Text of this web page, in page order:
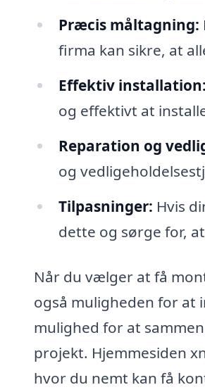
Præcis måltagning:
firma kan sikre, at
Effektiv installation:
og effektivt at
Reparation og
og
Tilpasninger: Hvis
dette og sørge for,
Når du vælger at få
også muligheden for at
mulighed for at
projekt. Hjemmesiden
hvor du nemt kan få